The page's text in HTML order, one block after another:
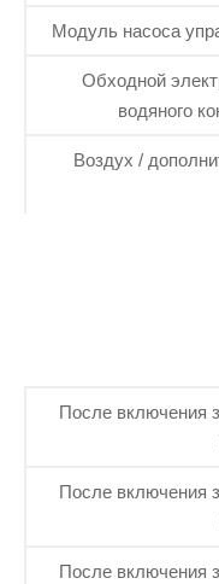
Модуль насоса
Обходной
водяного
Воздух /
После включения
После включения
После включения